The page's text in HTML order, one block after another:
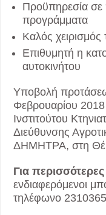
Προϋπηρεσία σε
προγράμματα
Καλός
Επιθυμητή η
αυτοκινήτου
Υποβολή
Φεβρουαρίου
Ινστιτούτου
Διεύθυνσης
ΔΗΜΗΤΡΑ, στη
Για
ενδιαφερόμενοι
τηλέφωνο